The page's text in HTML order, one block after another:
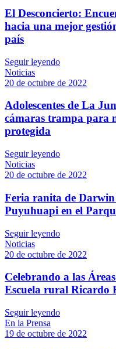
El Desconcierto:
hacia una mejor
país
Seguir leyendo
Noticias
20 de octubre de 2022
Adolescentes de La
cámaras trampa para
protegida
Seguir leyendo
Noticias
20 de octubre de 2022
Feria ranita de
Puyuhuapi en el
Seguir leyendo
Noticias
20 de octubre de 2022
Celebrando a las
Escuela rural Ricardo
Seguir leyendo
En la Prensa
19 de octubre de 2022